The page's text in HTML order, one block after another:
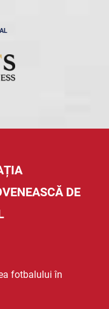
DE
fotbalului în